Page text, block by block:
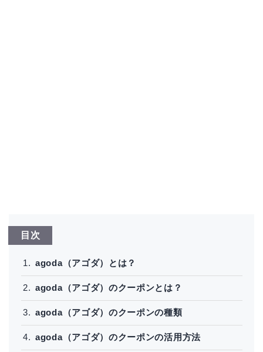
目次
agoda（アゴダ）とは？
agoda（アゴダ）のクーポンとは？
agoda（アゴダ）のクーポンの種類
agoda（アゴダ）のクーポンの活用方法